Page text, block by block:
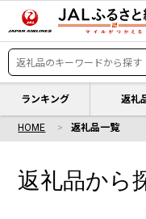
ランキング 返礼
HOME 返礼品一覧
返礼品から